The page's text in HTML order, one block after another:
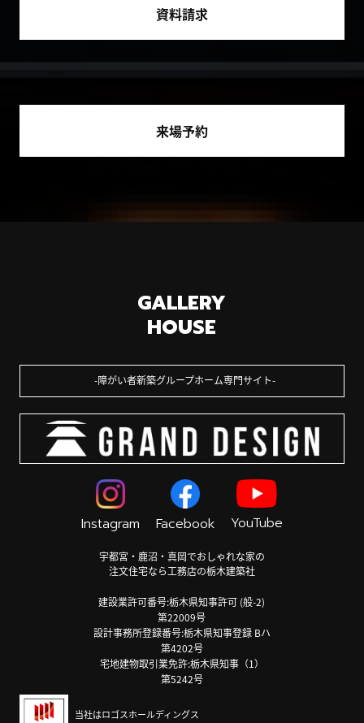
資料請求
来場予約
GALLERY
HOUSE
障がい者新築グループホーム専門サイト
Instagram Facebook YouTube
宇都宮・鹿沼・真岡でおしゃれな家の
注文住宅なら工務店の栃木建築社
建設業許可番号:栃木県知事許可 (般-2)
第22009号
設計事務所登録番号:栃木県知事登録 Bハ
第4202号
宅地建物取引業免許:栃木県知事（1）
第5242号
当社はロゴスホールディングス